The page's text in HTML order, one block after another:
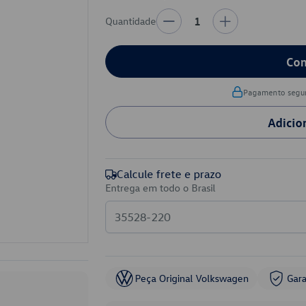
Quantidade 1
Pagamento
Calcule frete e prazo
Entrega em todo o Brasil
Peça Original Volkswagen